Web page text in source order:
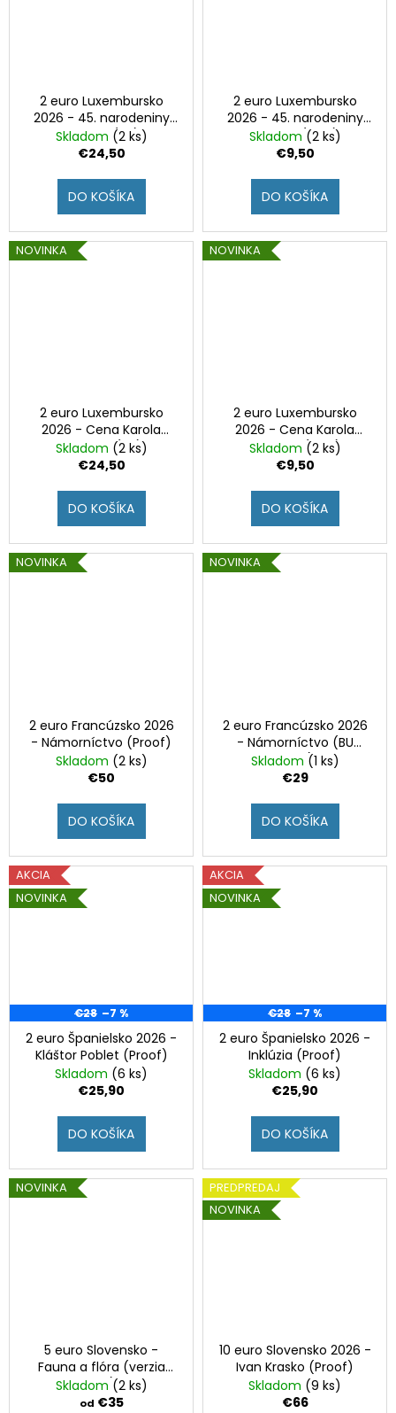
2 euro Luxembursko
2026 - 45. narodeniny
Viliama (BU)
Skladom (2 ks)
€24,50
DO KOŠÍKA
2 euro Luxembursko
2026 - 45. narodeniny
Viliama (UNC)
Skladom (2 ks)
€9,50
DO KOŠÍKA
NOVINKA
2 euro Luxembursko
2026 - Cena Karola
Veľkého (BU)
Skladom (2 ks)
€24,50
DO KOŠÍKA
NOVINKA
2 euro Luxembursko
2026 - Cena Karola
Veľkého (UNC)
Skladom (2 ks)
€9,50
DO KOŠÍKA
NOVINKA
2 euro Francúzsko 2026
- Námorníctvo (Proof)
Skladom (2 ks)
€50
DO KOŠÍKA
NOVINKA
2 euro Francúzsko 2026
- Námorníctvo (BU
karta)
Skladom (1 ks)
€29
DO KOŠÍKA
AKCIA
NOVINKA
€28 –7 %
2 euro Španielsko 2026 -
Kláštor Poblet (Proof)
Skladom (6 ks)
€25,90
DO KOŠÍKA
AKCIA
NOVINKA
€28 –7 %
2 euro Španielsko 2026 -
Inklúzia (Proof)
Skladom (6 ks)
€25,90
DO KOŠÍKA
NOVINKA
5 euro Slovensko -
Fauna a flóra (verzia
NBS)
Skladom (2 ks)
od €35
PREDPREDAJ
NOVINKA
10 euro Slovensko 2026 -
Ivan Krasko (Proof)
Skladom (9 ks)
€66